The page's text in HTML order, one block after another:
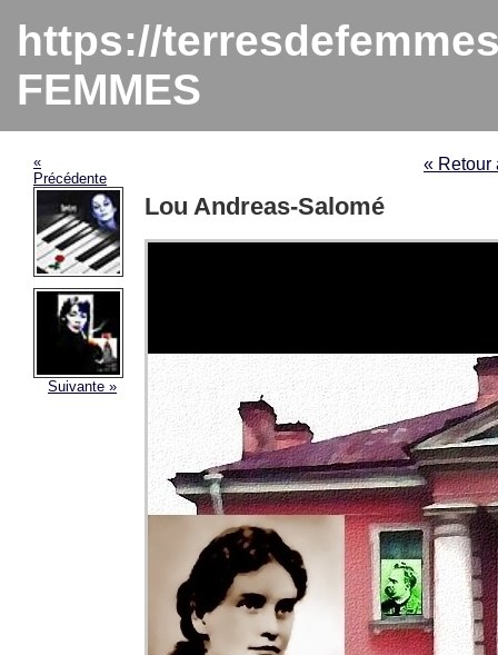
https://
FEMMES
«
Précédente
Suivante »
« Retour
Lou Andreas-Salomé